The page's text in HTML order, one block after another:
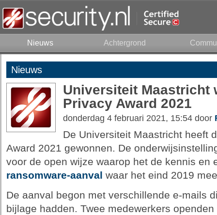
Nieuws Achtergrond
Nieuws
Universiteit Maastricht
Privacy Award 2021
donderdag 4 februari 2021, 15:54 door
De Universiteit Maastricht heeft
Award 2021 gewonnen. De
voor de open wijze waarop het de kennis en
ransomware-aanval waar het eind 2019
De aanval begon met verschillende e-mails
bijlage hadden. Twee medewerkers